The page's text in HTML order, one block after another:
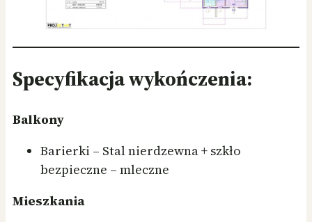
Specyfikacja wykończenia:
Balkony
Barierki – Stal nierdzewna + szkło
bezpieczne – mleczne
Mieszkania